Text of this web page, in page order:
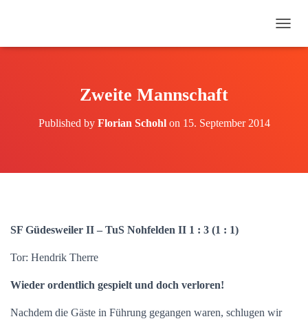
A
Zweite Mannschaft
Published by Florian Schohlon 15. September 2014
SF Güdesweiler II – TuS Nohfelden II 1 : 3 (1 : 1)
Tor: Hendrik Therre
Wieder ordentlich gespielt und doch verloren!
Nachdem die Gäste in Führung gegangen waren, schlugen wir